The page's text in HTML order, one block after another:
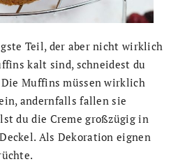
Teil, der aber nicht wirklich
kalt sind, schneidest du
Muffins müssen wirklich
andernfalls fallen sie
du die Creme großzügig in
Als Dekoration eignen